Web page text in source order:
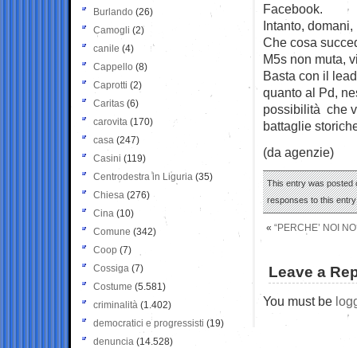
Facebook.
Intanto,
Che cosa
M5s non muta,
Basta con il
quanto al Pd,
possibilità che
battaglie
(da agenzie)
This entry was posted
responses to this
« “PERCHE’ NOI
Leave a
You must be
Burlando (26)
Camogli (2)
canile (4)
Cappello (8)
Caprotti (2)
Caritas (6)
carovita (170)
casa (247)
Casini (119)
Centrodestra in Liguria (35)
Chiesa (276)
Cina (10)
Comune (342)
Coop (7)
Cossiga (7)
Costume (5.581)
criminalità (1.402)
democratici e progressisti (19)
denuncia (14.528)